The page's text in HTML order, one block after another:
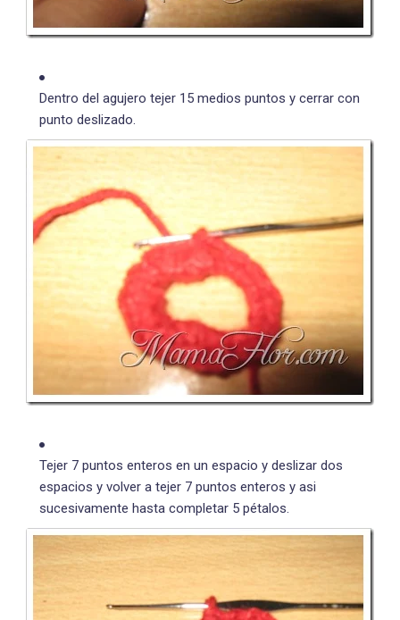
Dentro del agujero tejer 15 medios puntos y cerrar con
punto deslizado.
Tejer 7 puntos enteros en un espacio y deslizar dos
espacios y volver a tejer 7 puntos enteros y asi
sucesivamente hasta completar 5 pétalos.